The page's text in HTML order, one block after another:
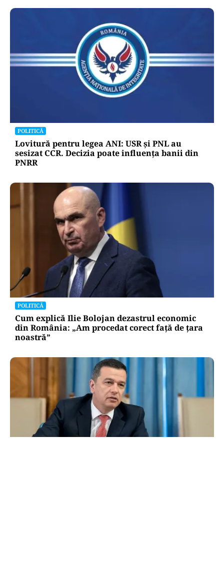
POLITICĂ
Lovitură pentru legea ANI: USR și PNL au
sesizat CCR. Decizia poate influența banii din
PNRR
POLITICĂ
Cum explică Ilie Bolojan dezastrul economic
din România: „Am procedat corect față de țara
noastră”